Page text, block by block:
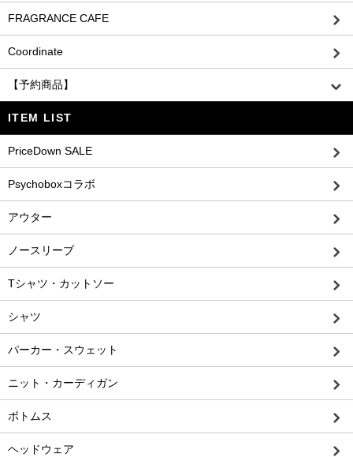
FRAGRANCE CAFE
Coordinate
【予約商品】
ITEM LIST
PriceDown SALE
Psychoboxコラボ
アウター
ノースリーブ
Tシャツ・カットソー
シャツ
パーカー・スウェット
ニット・カーディガン
ボトムス
ヘッドウェア